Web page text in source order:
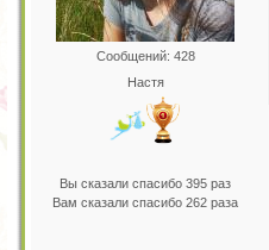
Сообщений: 428
Настя
Вы сказали спасибо 395 раз
Вам сказали спасибо 262 раза